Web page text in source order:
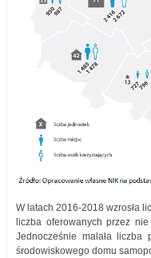
W latach 2016-2018 wzrosła
liczba oferowanych przez
Jednocześnie malała
środowiskowego domu